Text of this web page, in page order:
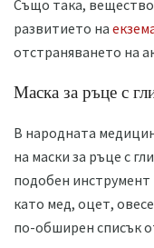
Също така,
развитието на
отстраняването на
Маска за ръце с
В народната
на маски за ръце с
подобен
като мед, оцет,
по-обширен списък